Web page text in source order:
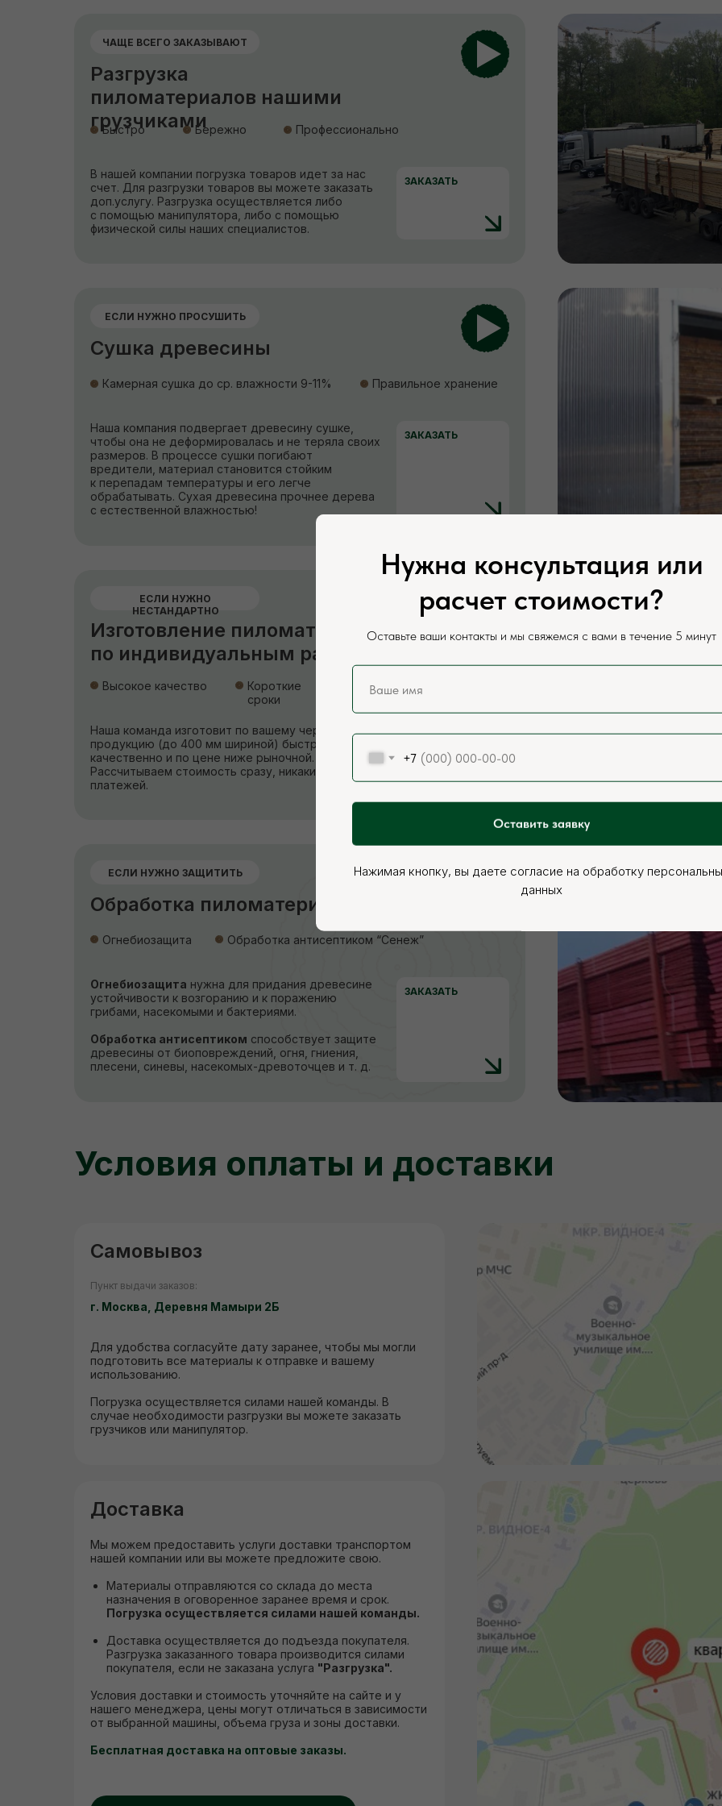
Разгрузка
пиломатериалов нашими
грузчиками
В нашей компании погрузка товаров идет за нас
счет. Для разгрузки товаров вы можете заказать
доп.услугу. Разгрузка осуществляется либо
с помощью манипулятора, либо с помощью
физической силы наших специалистов.
ЧАЩЕ ВСЕГО ЗАКАЗЫВАЮТ
ЗАКАЗАТЬ
Сушка древесины
Наша компания подвергает древесину сушке,
чтобы она не деформировалась и не теряла своих
размеров. В процессе сушки погибают
вредители, материал становится стойким
к перепадам температуры и его легче
обрабатывать. Сухая древесина прочнее дерева
с естественной влажностью!
ЕСЛИ НУЖНО ПРОСУШИТЬ
ЗАКАЗАТЬ
Изготовление пиломатериалов
по индивидуальным размерам
Наша команда изготовит по вашему чертежу
продукцию (до 400 мм шириной) быстро,
качественно и по цене ниже рыночной.
Рассчитываем стоимость сразу, никаких скрытых
платежей.
ЕСЛИ НУЖНО
НЕСТАНДАРТНО
Обработка пиломатериалов
ЗАКАЗАТЬ
Огнебиозащита нужна для придания древесине
устойчивости к возгоранию и к поражению
грибами, насекомыми и бактериями.
Обработка антисептиком способствует защите
древесины от биоповреждений, огня, гниения,
плесени, синевы, насекомых-древоточцев и т. д.
ЕСЛИ НУЖНО ЗАЩИТИТЬ
ЗАКАЗАТЬ
Быстро Бережно Профессионально
Камерная сушка до ср. влажности 9-11% Правильное хранение
Высокое качество
Короткие
сроки
Низкие цены
Огнебиозащита Обработка антисептиком “Сенеж”
Условия оплаты и доставки
Самовывоз
Доставка
Для удобства согласуйте дату заранее, чтобы мы могли
подготовить все материалы к отправке и вашему
использованию.
Погрузка осуществляется силами нашей команды. В
случае необходимости разгрузки вы можете заказать
грузчиков или манипулятор.
Мы можем предоставить услуги доставки транспортом
нашей компании или вы можете предложите свою.
Материалы отправляются со склада до места
назначения в оговоренное заранее время и срок.
Погрузка осуществляется силами нашей команды.
Доставка осуществляется до подъезда покупателя.
Разгрузка заказанного товара производится силами
покупателя, если не заказана услуга "Разгрузка".
Условия доставки и стоимость уточняйте на сайте и у
нашего менеджера, цены могут отличаться в зависимости
от выбранной машины, объема груза и зоны доставки.
Бесплатная доставка на оптовые заказы.
г. Москва, Деревня Мамыри 2Б
Пункт выдачи заказов:
Нужна консультация или
расчет стоимости?
Оставьте ваши контакты и мы свяжемся с вами в течение 5 минут
+7
Оставить заявку
Нажимая кнопку, вы даете согласие на обработку
данных